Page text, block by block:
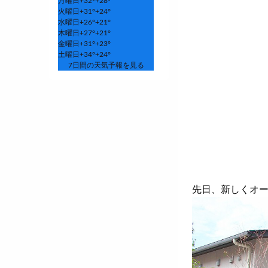
先日、新しくオ
火曜日 +31°+24°
水曜日 +26°+21°
木曜日 +27°+21°
金曜日 +31°+23°
土曜日 +34°+24°
7日間の天気予報を見る